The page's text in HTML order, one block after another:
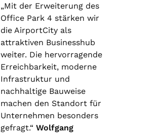
„Mit der Erweiterung des
Office Park 4 stärken wir
die AirportCity als
attraktiven Businesshub
weiter. Die hervorragende
Erreichbarkeit, moderne
Infrastruktur und
nachhaltige Bauweise
machen den Standort für
Unternehmen besonders
gefragt.“ Wolfgang